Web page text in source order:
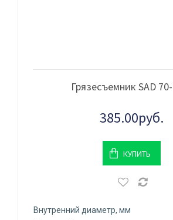
Грязесъемник SAD
385.00руб.
КУПИТЬ
Внутренний диаметр, мм